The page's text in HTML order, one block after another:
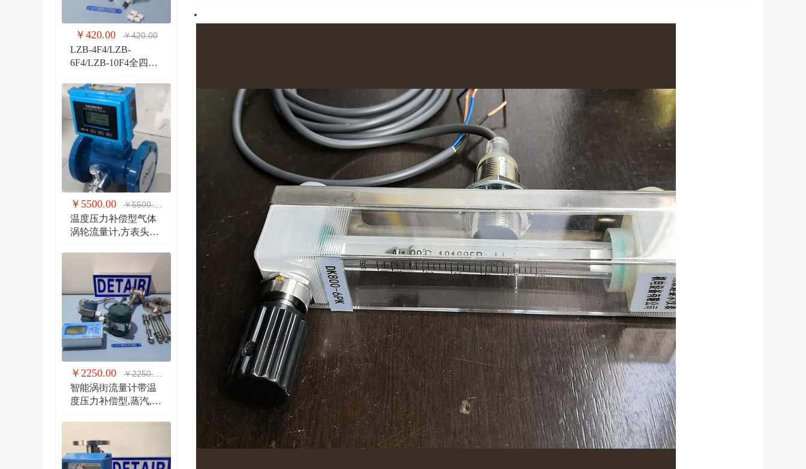
￥420.00 ￥420.00
LZB-4F4/LZB-
6F4/LZB-10F4全四氟
气体玻璃管PVDF流量
计
￥5500.00 ￥5500.00
温度压力补偿型气体
涡轮流量计,方表头防
￥2250.00 ￥2250.00
智能涡街流量计带温
度压力补偿型,蒸汽,气